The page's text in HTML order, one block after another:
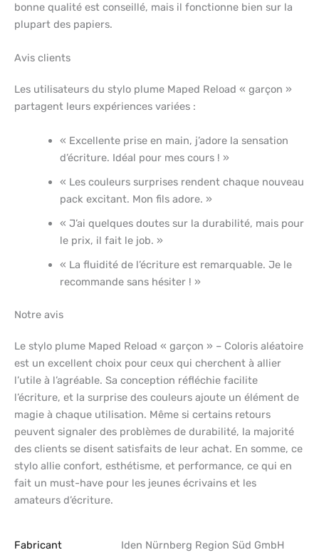
bonne qualité est conseillé, mais il fonctionne bien sur la
plupart des papiers.
Avis clients
Les utilisateurs du stylo plume Maped Reload « garçon »
partagent leurs expériences variées :
« Excellente prise en main, j’adore la sensation
d’écriture. Idéal pour mes cours ! »
« Les couleurs surprises rendent chaque nouveau
pack excitant. Mon fils adore. »
« J’ai quelques doutes sur la durabilité, mais pour
le prix, il fait le job. »
« La fluidité de l’écriture est remarquable. Je le
recommande sans hésiter ! »
Notre avis
Le stylo plume Maped Reload « garçon » – Coloris aléatoire
est un excellent choix pour ceux qui cherchent à allier
l’utile à l’agréable. Sa conception réfléchie facilite
l’écriture, et la surprise des couleurs ajoute un élément de
magie à chaque utilisation. Même si certains retours
peuvent signaler des problèmes de durabilité, la majorité
des clients se disent satisfaits de leur achat. En somme, ce
stylo allie confort, esthétisme, et performance, ce qui en
fait un must-have pour les jeunes écrivains et les
amateurs d’écriture.
Fabricant
‎Iden Nürnberg Region Süd GmbH